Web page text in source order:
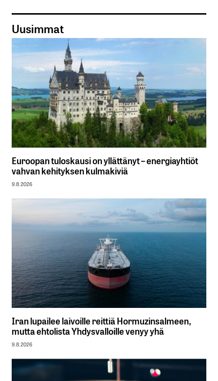
Uusimmat
Euroopan tuloskausi on yllättänyt – energiayhtiöt
vahvan kehityksen kulmakiviä
9.8.2026
Iran lupailee laivoille reittiä Hormuzinsalmeen,
mutta ehtolista Yhdysvalloille venyy yhä
9.8.2026